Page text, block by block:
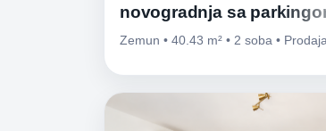
novogradnja sa
Zemun • 40.43 m² • 2 soba •